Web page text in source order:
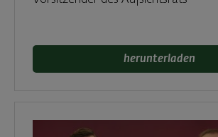
herunterladen